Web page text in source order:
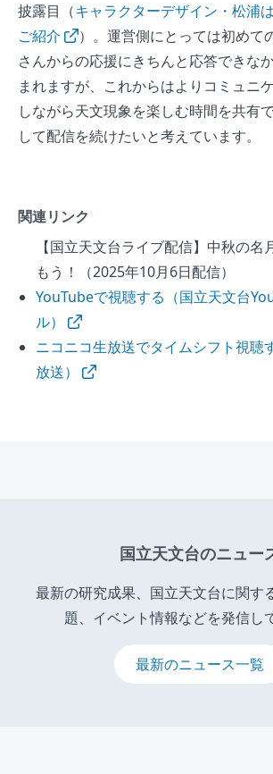
披露目（キャラクターデザイン・松浦
ご紹介
）。運営側にとっては初めて
さんからの応援にきちんと応答できな
まれますが、これからはよりコミュニ
しながら天文現象を楽しむ時間を共有
して配信を続けたいと考えています。
関連リンク
【国立天文台ライブ配信】中秋の名
もう！（2025年10月6日配信）
YouTubeで視聴する（国立天文台
ル）
ニコニコ生放送でタイムシフト視聴
放送）
国立天文台のニュー
最新の研究成果、国立天文台に関す
題、イベント情報などを発信し
最新のニュース一覧